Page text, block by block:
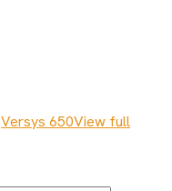
Versys 650View full